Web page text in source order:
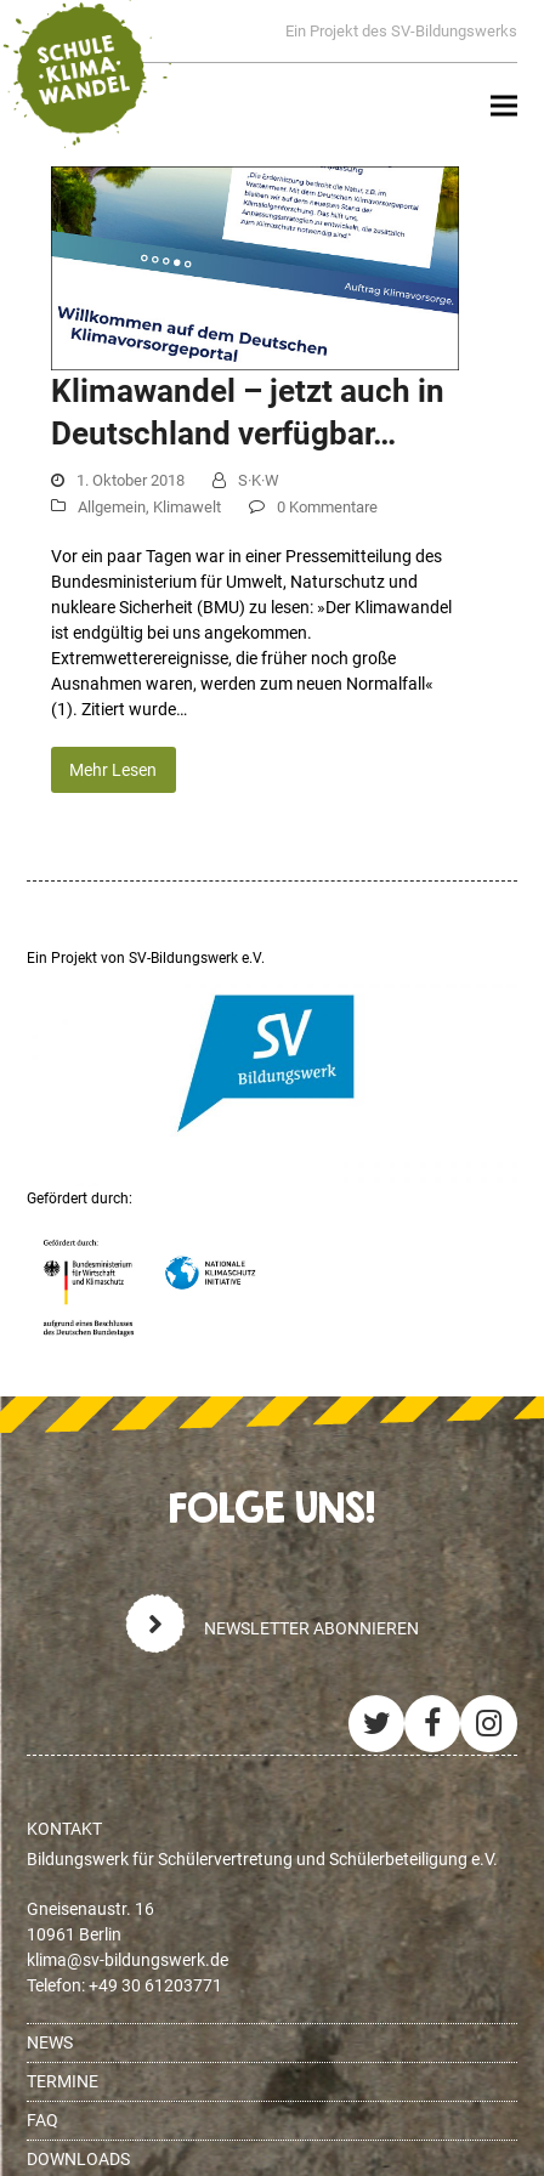
Ein Projekt des SV-Bildungswerks
Klimawandel – jetzt auch in
Deutschland verfügbar…
1. Oktober 2018
S·K·W
Allgemein, Klimawelt 0 Kommentare
Vor ein paar Tagen war in einer Pressemitteilung des
Bundesministerium für Umwelt, Naturschutz und
nukleare Sicherheit (BMU) zu lesen: »Der Klimawandel
ist endgültig bei uns angekommen.
Extremwetterereignisse, die früher noch große
Ausnahmen waren, werden zum neuen Normalfall«
(1). Zitiert wurde…
Mehr Lesen
Ein Projekt von SV-Bildungswerk e.V.
Gefördert durch:
FOLGE UNS!
NEWSLETTER ABONNIEREN
Twitter
KONTAKT
Bildungswerk für Schülervertretung und Schülerbeteiligung e.V.
Gneisenaustr. 16
10961 Berlin
ed.krewsgnudlib-vs@amilk
Telefon: +49 30 61203771
NEWS
TERMINE
FAQ
DOWNLOADS